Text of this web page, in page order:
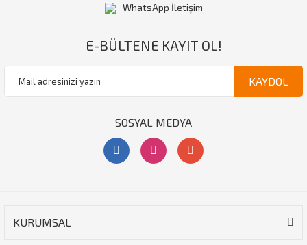
KURUMSAL
WhatsApp İletişim
E-BÜLTENE KAYIT OL!
KAYDOL
SOSYAL MEDYA